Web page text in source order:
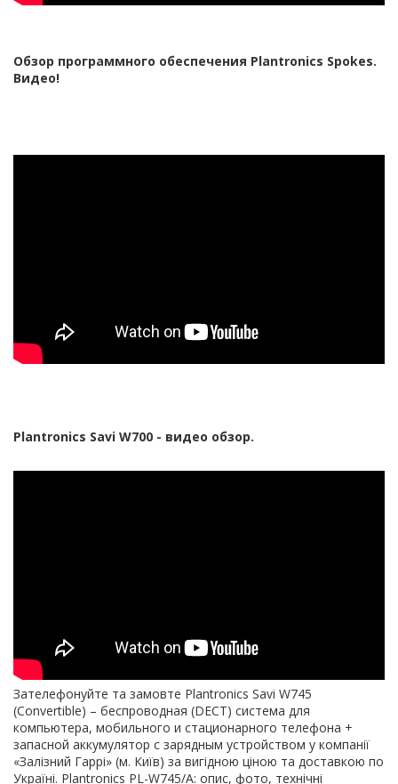
Обзор программного обеспечения Plantronics Spokes.
Видео!
Plantronics Savi W700 - видео обзор.
Зателефонуйте та замовте Plantronics Savi W745
(Convertible) – беспроводная (DECT) система для
компьютера, мобильного и стационарного телефона +
запасной аккумулятор с зарядным устройством у компанії
«Залізний Гаррі» (м. Київ) за вигідною ціною та доставкою по
Україні. Plantronics PL-W745/A: опис, фото, технічні